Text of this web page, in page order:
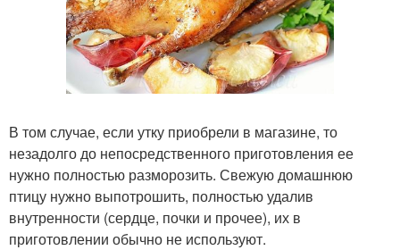
В том случае, если утку приобрели в магазине, то
незадолго до непосредственного приготовления ее
нужно полностью разморозить. Свежую домашнюю
птицу нужно выпотрошить, полностью удалив
внутренности (сердце, почки и прочее), их в
приготовлении обычно не используют.